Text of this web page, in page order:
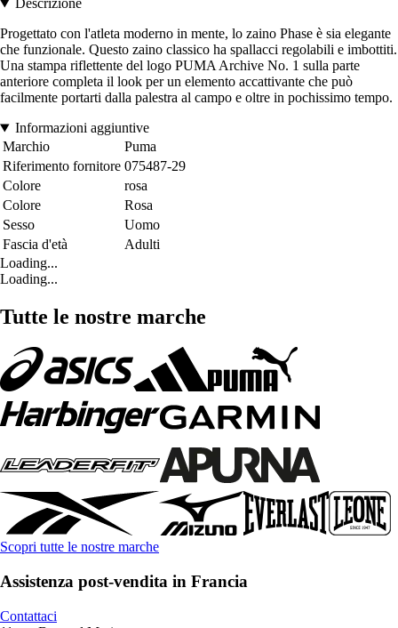
Descrizione
Progettato con l'atleta moderno in mente, lo zaino Phase è sia elegante
che funzionale. Questo zaino classico ha spallacci regolabili e imbottiti.
Una stampa riflettente del logo PUMA Archive No. 1 sulla parte
anteriore completa il look per un elemento accattivante che può
facilmente portarti dalla palestra al campo e oltre in pochissimo tempo.
Informazioni aggiuntive
Marchio
Puma
Riferimento fornitore 075487-29
Colore
rosa
Colore
Rosa
Sesso
Uomo
Fascia d'età
Adulti
Loading...
Loading...
Tutte le nostre marche
Scopri tutte le nostre marche
Assistenza post-vendita in Francia
Contattaci